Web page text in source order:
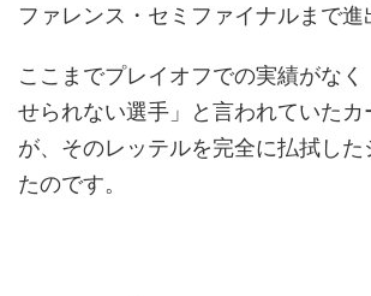
ファレンス・セミファイナルまで進
ここまでプレイオフでの実績がなく
せられない選手」と言われていたカ
が、そのレッテルを完全に払拭した
たのです。